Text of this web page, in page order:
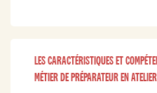
LES CARACTÉRISTIQUES ET
MÉTIER DE PRÉPARATEUR EN